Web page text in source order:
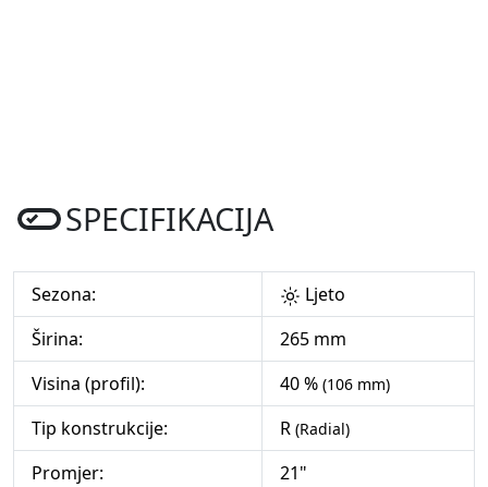
SPECIFIKACIJA
Sezona:
Ljeto
Širina:
265 mm
Visina (profil):
40 % (106 mm)
Tip konstrukcije: R (Radial)
Promjer:
21"